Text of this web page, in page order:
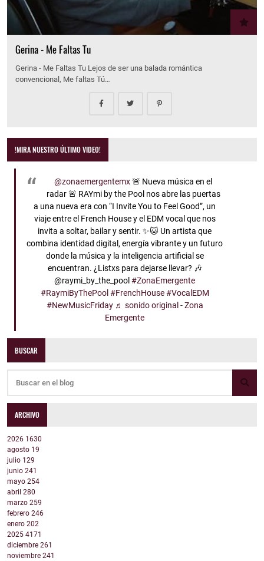
Gerina - Me Faltas Tu
Gerina - Me Faltas Tu Lejos de ser una balada romántica
convencional, Me faltas Tú…
!MIRA NUESTRO ÚLTIMO VIDEO!
@zonaemergentemx🚨 Nueva música en el
radar 🚨 RAYmi by the Pool nos abre las puertas
a una nueva era con “I Invite You to Feel Good”, un
viaje entre el French House y el EDM vocal que nos
invita a soltar, bailar y sentir. ✨🐱 Un artista que
combina identidad digital, energía vibrante y un futuro
donde la música y la inteligencia artificial se
encuentran. ¿Listxs para dejarse llevar? 🎶
@raymi_by_the_pool#ZonaEmergente
#RaymiByThePool #FrenchHouse #VocalEDM
#NewMusicFriday ♬ sonido original - Zona
Emergente
BUSCAR
ARCHIVO
2026 1630
agosto 19
julio 129
junio 241
mayo 254
abril 280
marzo 259
febrero 246
enero 202
2025 4171
diciembre 261
noviembre 241